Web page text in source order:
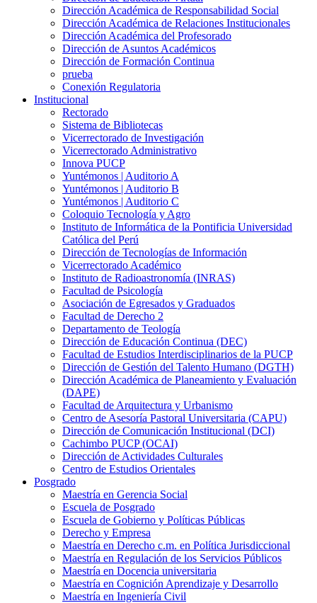
Dirección Académica de Responsabilidad Social
Dirección Académica de Relaciones Institucionales
Dirección Académica del Profesorado
Dirección de Asuntos Académicos
Dirección de Formación Continua
prueba
Conexión Regulatoria
Institucional
Rectorado
Sistema de Bibliotecas
Vicerrectorado de Investigación
Vicerrectorado Administrativo
Innova PUCP
Yuntémonos | Auditorio A
Yuntémonos | Auditorio B
Yuntémonos | Auditorio C
Coloquio Tecnología y Agro
Instituto de Informática de la Pontificia Universidad
Católica del Perú
Dirección de Tecnologías de Información
Vicerrectorado Académico
Instituto de Radioastronomía (INRAS)
Facultad de Psicología
Asociación de Egresados y Graduados
Facultad de Derecho 2
Departamento de Teología
Dirección de Educación Continua (DEC)
Facultad de Estudios Interdisciplinarios de la PUCP
Dirección de Gestión del Talento Humano (DGTH)
Dirección Académica de Planeamiento y Evaluación
(DAPE)
Facultad de Arquitectura y Urbanismo
Centro de Asesoría Pastoral Universitaria (CAPU)
Dirección de Comunicación Institucional (DCI)
Cachimbo PUCP (OCAI)
Dirección de Actividades Culturales
Centro de Estudios Orientales
Posgrado
Maestría en Gerencia Social
Escuela de Posgrado
Escuela de Gobierno y Políticas Públicas
Derecho y Empresa
Maestría en Derecho c.m. en Política Jurisdiccional
Maestría en Regulación de los Servicios Públicos
Maestría en Docencia universitaria
Maestría en Cognición Aprendizaje y Desarrollo
Maestría en Ingeniería Civil